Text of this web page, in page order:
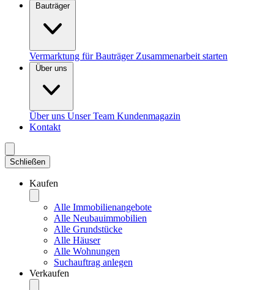
Bauträger
Vermarktung für Bauträger Zusammenarbeit starten
Über uns
Über uns Unser Team Kundenmagazin
Kontakt
Schließen
Kaufen
Alle Immobilienangebote
Alle Neubauimmobilien
Alle Grundstücke
Alle Häuser
Alle Wohnungen
Suchauftrag anlegen
Verkaufen